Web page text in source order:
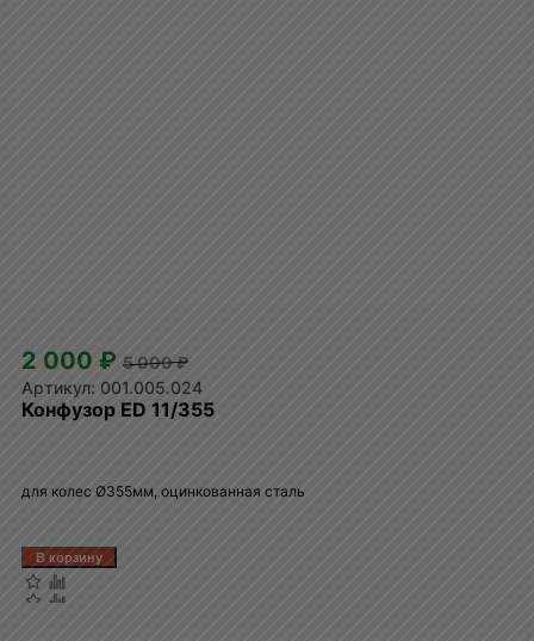
2 000 ₽ 5 000 ₽
001.005.024
Конфузор ED 11/355
для колес Ø355мм, оцинкованная сталь